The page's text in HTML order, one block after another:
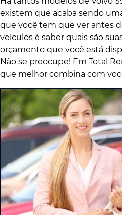
existem que acaba sendo
que você tem que ver antes
veículos é saber quais são
orçamento que você está
Não se preocupe! Em Total
que melhor combina com